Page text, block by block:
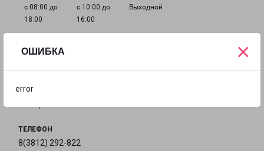
ОШИБКА
error
×
с 08:00 до
18:00
с 10:00 до
16:00
Выходной
ТЕЛЕФОН
8(3812) 292-822